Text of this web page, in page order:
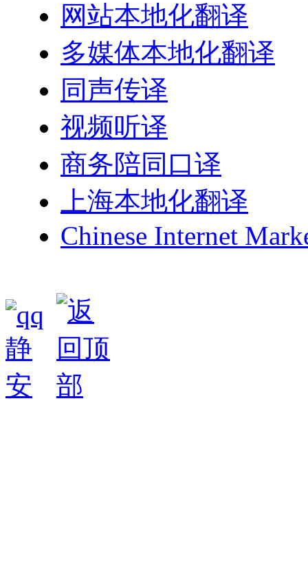
网站本地化翻译
多媒体本地化翻译
同声传译
视频听译
商务陪同口译
上海本地化翻译
Chinese Internet